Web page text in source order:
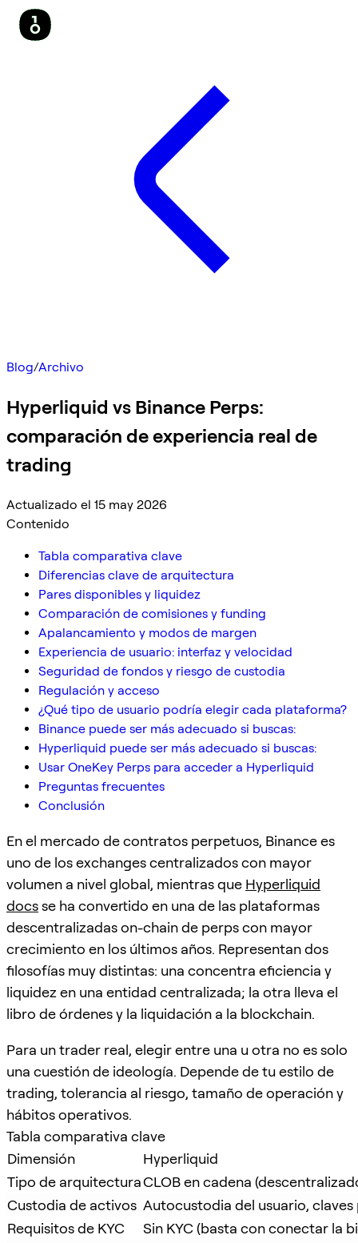
Blog/Archivo
Hyperliquid vs Binance Perps:
comparación de experiencia real de
trading
Actualizado el 15 may 2026
Contenido
Tabla comparativa clave
Diferencias clave de arquitectura
Pares disponibles y liquidez
Comparación de comisiones y funding
Apalancamiento y modos de margen
Experiencia de usuario: interfaz y velocidad
Seguridad de fondos y riesgo de custodia
Regulación y acceso
¿Qué tipo de usuario podría elegir cada plataforma?
Binance puede ser más adecuado si buscas:
Hyperliquid puede ser más adecuado si buscas:
Usar OneKey Perps para acceder a Hyperliquid
Preguntas frecuentes
Conclusión
En el mercado de contratos perpetuos, Binance es
uno de los exchanges centralizados con mayor
volumen a nivel global, mientras que Hyperliquid
docsse ha convertido en una de las plataformas
descentralizadas on-chain de perps con mayor
crecimiento en los últimos años. Representan dos
filosofías muy distintas: una concentra eficiencia y
liquidez en una entidad centralizada; la otra lleva el
libro de órdenes y la liquidación a la blockchain.
Para un trader real, elegir entre una u otra no es solo
una cuestión de ideología. Depende de tu estilo de
trading, tolerancia al riesgo, tamaño de operación y
hábitos operativos.
Tabla comparativa clave
Dimensión
Hyperliquid
Tipo de arquitecturaCLOB en cadena
Custodia de activos Autocustodia del usuario,
Requisitos de KYC
Sin KYC (basta con conectar la